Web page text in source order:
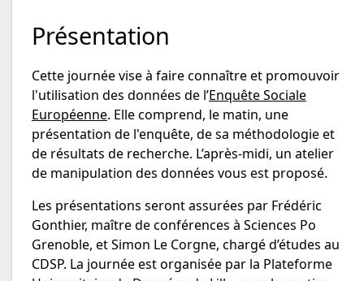
Présentation
Cette journée vise à faire connaître et promouvoir
l'utilisation des données de l’Enquête Sociale
Européenne. Elle comprend, le matin, une
présentation de l'enquête, de sa méthodologie et
de résultats de recherche. L’après-midi, un atelier
de manipulation des données vous est proposé.
Les présentations seront assurées par Frédéric
Gonthier, maître de conférences à Sciences Po
Grenoble, et Simon Le Corgne, chargé d’études au
CDSP. La journée est organisée par la Plateforme